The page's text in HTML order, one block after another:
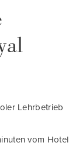
Lehrbetrieb
vom Hotel